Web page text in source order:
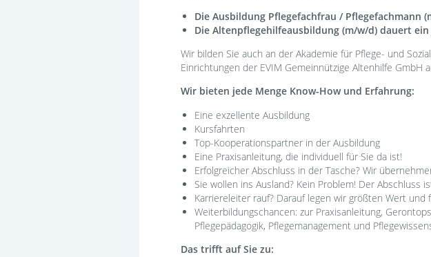
Die Ausbildung Pflegefachfrau / Pflegefachmann
Die Altenpflegehilfeausbildung (m/w/d) dauert
Wir bilden Sie auch an der Akademie für Pflege- und
Einrichtungen der EVIM Gemeinnützige Altenhilfe GmbH
Wir bieten jede Menge Know-How und Erfahrung:
Eine exzellente Ausbildung
Kursfahrten
Top-Kooperationspartner in der Ausbildung
Eine Praxisanleitung, die individuell für Sie da ist!
Erfolgreicher Abschluss in der Tasche? Wir
Sie wollen ins Ausland? Kein Problem! Der Abschluss
Karriereleiter rauf? Darauf legen wir größten Wert und
Weiterbildungschancen: zur Praxisanleitung,
Pflegepädagogik, Pflegemanagement und
Das trifft auf Sie zu: